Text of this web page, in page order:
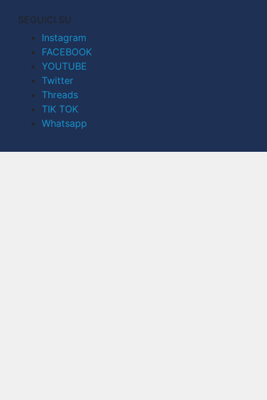
SEGUICI SU
Instagram
FACEBOOK
YOUTUBE
Twitter
Threads
TIK TOK
Whatsapp